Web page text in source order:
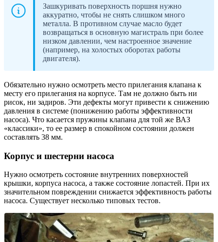
Зашкуривать поверхность поршня нужно
аккуратно, чтобы не снять слишком много
металла. В противном случае масло будет
возвращаться в основную магистраль при более
низком давлении, чем настроенное значение
(например, на холостых оборотах работы
двигателя).
Обязательно нужно осмотреть место прилегания клапана к
месту его прилегания на корпусе. Там не должно быть ни
рисок, ни задиров. Эти дефекты могут привести к снижению
давления в системе (понижению работы эффективности
насоса). Что касается пружины клапана для той же ВАЗ
«классики», то ее размер в спокойном состоянии должен
составлять 38 мм.
Корпус и шестерни насоса
Нужно осмотреть состояние внутренних поверхностей
крышки, корпуса насоса, а также состояние лопастей. При их
значительном повреждении снижается эффективность работы
насоса. Существует несколько типовых тестов.